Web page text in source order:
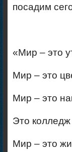
посадим
«Мир – это
Мир – это
Мир – это
Это колледж
Мир – это